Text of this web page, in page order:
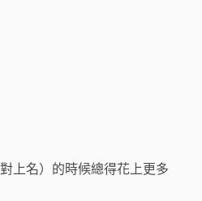
上名）的時候總得花上更多